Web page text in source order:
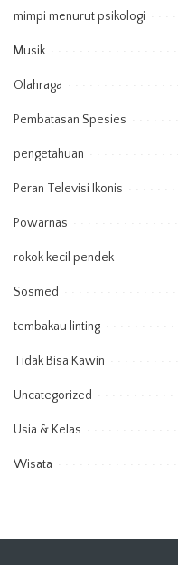
mimpi menurut psikologi
Musik
Olahraga
Pembatasan Spesies
pengetahuan
Peran Televisi Ikonis
Powarnas
rokok kecil pendek
Sosmed
tembakau linting
Tidak Bisa Kawin
Uncategorized
Usia & Kelas
Wisata